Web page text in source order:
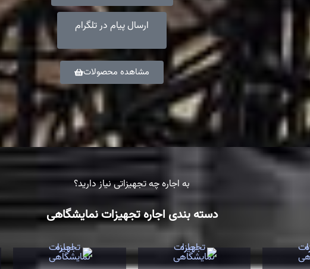
ارسال پیام در تلگرام
مشاهده محصولات
به اجاره چه تجهیزاتی نیاز دارید؟
دسته بندی اجاره تجهیزات نمایشگاهی